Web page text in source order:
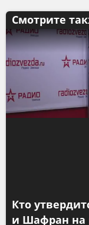
Смотрите
Кто
и Шафран на